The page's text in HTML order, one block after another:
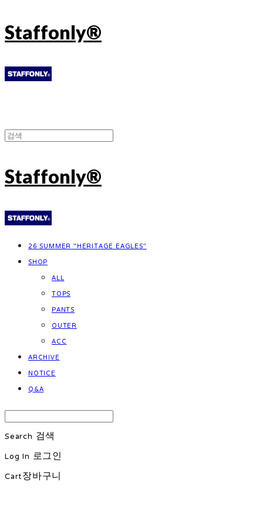
Staffonly®
Staffonly®
26 SUMMER "HERITAGE EAGLES"
SHOP
ALL
TOPS
PANTS
OUTER
ACC
ARCHIVE
NOTICE
Q&A
Search 검색
Log In 로그인
Cart장바구니